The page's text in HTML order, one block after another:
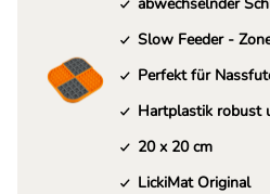
Slow Feeder -
Perfekt für
Hartplastik robust
20 x 20 cm
LickiMat Original